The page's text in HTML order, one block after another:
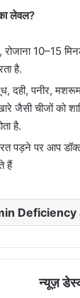
लेवल?
रोजाना 10–15
है.
दही, पनीर,
चीजों को
है.
पड़ने पर आप
हैं
Deficiency
न्यूज़